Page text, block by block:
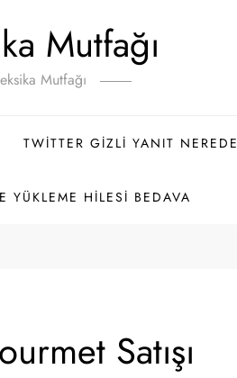
Mutfağı
Mutfağı
TWITTER GIZLI YANIT NEREDE
YÜKLEME HILESI BEDAVA
Satışı